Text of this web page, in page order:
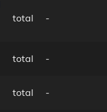
total -
total -
total -